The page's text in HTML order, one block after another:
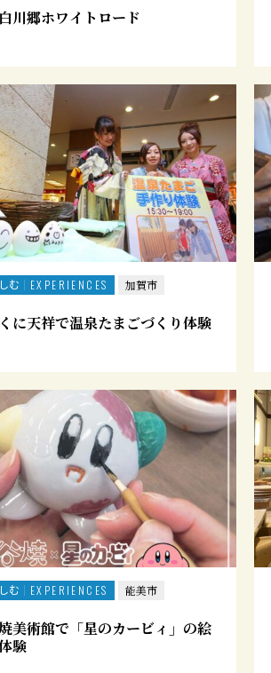
川郷ホワイトロード
む EXPERIENCES 加賀市
に天祥で温泉たまごづくり体験
む EXPERIENCES 能美市
美術館で「星のカービィ」の絵
験